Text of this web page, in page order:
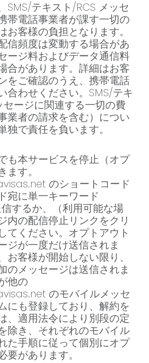
SMS/テキスト/RCS メッセ
帯電話事業者が課す一切の
お客様の負担となります。
信頻度は変動する場合があ
ージ料およびデータ通信料
合があります。詳細はお客
をご確認のうえ、携帯電話
合わせください。SMS/テキ
セージに関連する一切の費
業者の請求を含む）につい
独で責任を負います。
も本サービスを停止（オプ
ます。
のショートコード
宛に単一キーワード
信するか、（利用可能な場
内の配信停止リンクをクリ
てください。オプトアウト
ジが一度だけ送信されま
お客様が開始しない限り、
のメッセージは送信されま
他の
のモバイルメッセ
にも登録しており、解約を
、適用法令により別段の定
除き、それぞれのモバイル
た手順に従って個別にオプ
要があります。